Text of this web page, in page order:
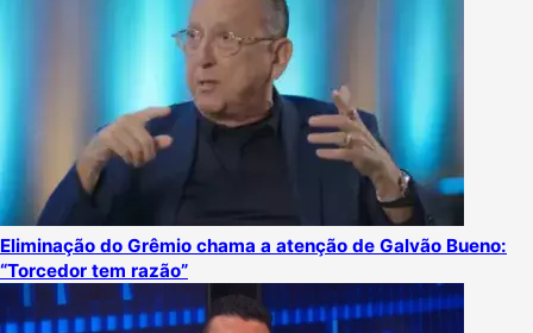
Eliminação do Grêmio chama a atenção de Galvão Bueno:
“Torcedor tem razão”